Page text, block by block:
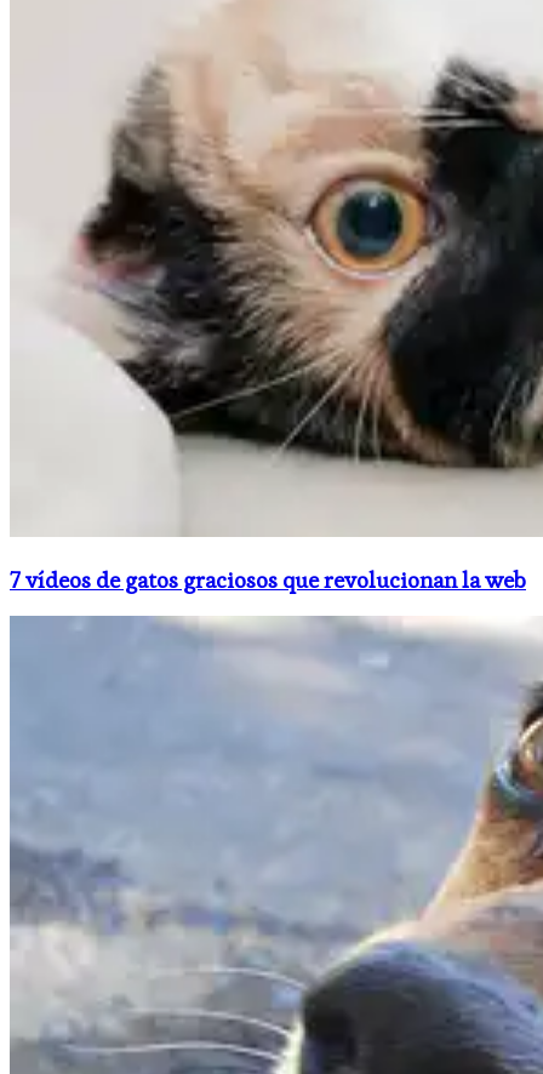
7 vídeos de gatos graciosos que revolucionan la web